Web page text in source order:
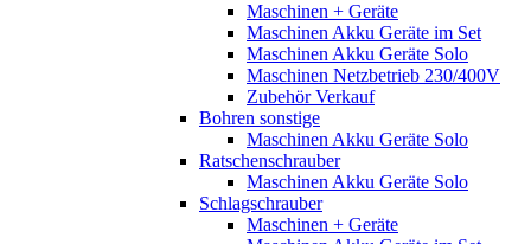
Maschinen + Geräte
Maschinen Akku Geräte im Set
Maschinen Akku Geräte Solo
Maschinen Netzbetrieb 230/400V
Zubehör Verkauf
Bohren sonstige
Maschinen Akku Geräte Solo
Ratschenschrauber
Maschinen Akku Geräte Solo
Schlagschrauber
Maschinen + Geräte